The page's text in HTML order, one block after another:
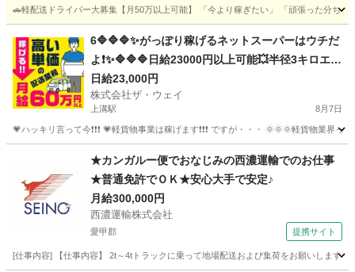
🚗軽配送ドライバー大募集【月50万以上可能】 「今より稼ぎたい」 「頑張った分
大船駅 ドライバー 貨物
6🔷🔷🔷✨がっぽり稼げるネットスーパーはウチだ
よ❗️✨🔷🔷🔷日給23000円以上可能💥半径3キロエリ
アで1日25件前後配るだけ❗️💛
日給23,000円
株式会社ザ・ウェイ
上溝駅 8月7日
💗ハッキリ言って今❗️❗️❗️ 💗軽貨物事業は稼げます❗️❗️❗️ ですが・・・ 🌞🌞🌞軽貨物業
相模原市 上溝駅 配送 ネットスーパー
★カンガルー便でおなじみの西濃運輸でのお仕事
★普通免許でＯＫ★安心大手で安定♪
月給300,000円
西濃運輸株式会社
愛甲郡 提携サイト
[仕事内容] 【仕事内容】 2t～4tトラックに乗って地場配送および集荷をお願いします